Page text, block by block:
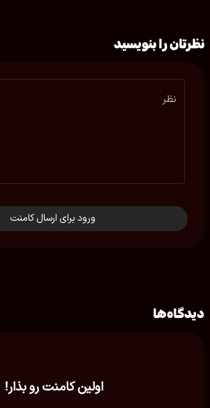
نظرتان را بنویسید
نظر
ورود برای ارسال کامنت
دیدگاه‌ها
اولین کامنت رو بذار!